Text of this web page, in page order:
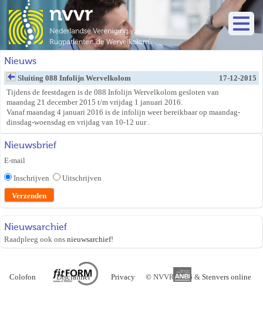
Nieuws
Sluiting 088 Infolijn Wervelkolom
17-12-2015
Tijdens de feestdagen is de 088 Infolijn Wervelkolom gesloten van
maandag 21 december 2015 t/m vrijdag 1 januari 2016.
Vanaf maandag 4 januari 2016 is de infolijn weer bereikbaar op maandag-
dinsdag-woensdag en vrijdag van 10-12 uur .
Nieuwsbrief
E-mail
Inschrijven
Uitschrijven
Nieuwsarchief
Raadpleeg ook ons nieuwsarchief!
© NVVR 2026 & Stenvers online
Colofon Disclaimer Privacy